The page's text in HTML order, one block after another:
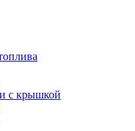
с крышкой